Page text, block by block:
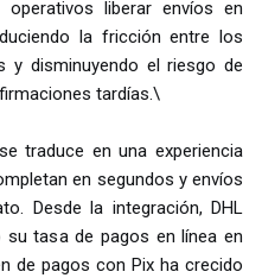
liberar envíos en
la fricción entre los
y disminuyendo el riesgo de
tardías.\
traduce en una experiencia
en segundos y envíos
Desde la integración, DHL
su tasa de pagos en línea en
de pagos con Pix ha crecido